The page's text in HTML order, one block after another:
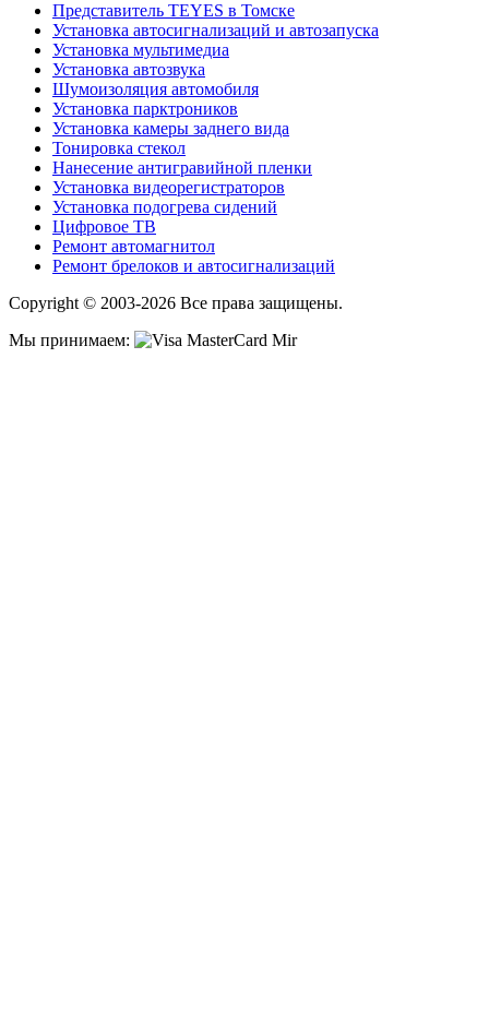
Представитель TEYES в Томске
Установка автосигнализаций и автозапуска
Установка мультимедиа
Установка автозвука
Шумоизоляция автомобиля
Установка парктроников
Установка камеры заднего вида
Тонировка стекол
Нанесение антигравийной пленки
Установка видеорегистраторов
Установка подогрева сидений
Цифровое ТВ
Ремонт автомагнитол
Ремонт брелоков и автосигнализаций
Copyright © 2003-2026 Все права защищены.
Мы принимаем: